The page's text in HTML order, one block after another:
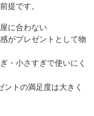
提です。
に合わない
がプレゼントとして物
・小さすぎで使いにく
トの満足度は大きく